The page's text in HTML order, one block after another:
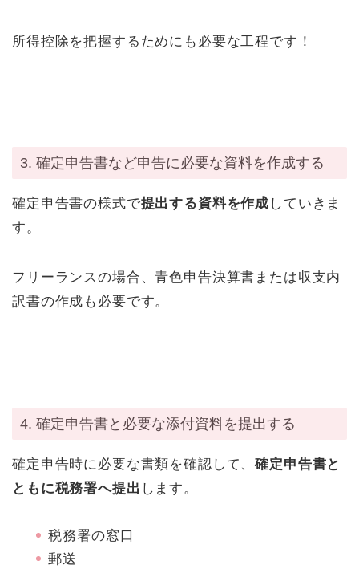
所得控除を把握するためにも必要な工程です！
3. 確定申告書など申告に必要な資料を作成する
確定申告書の様式で提出する資料を作成 していきま
す。
フリーランスの場合、青色申告決算書または収支内
訳書の作成も必要です。
4. 確定申告書と必要な添付資料を提出する
確定申告時に必要な書類を確認して、確定申告書と
ともに税務署へ提出 します。
税務署の窓口
郵送